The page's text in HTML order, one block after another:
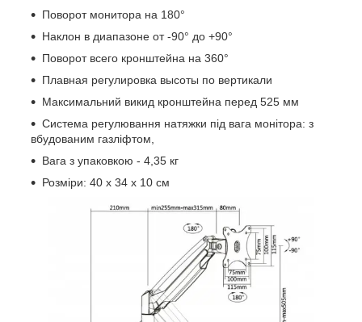
Поворот монитора на 180°
Наклон в диапазоне от -90° до +90°
Поворот всего кронштейна на 360°
Плавная регулировка высоты по вертикали
Максимальний викид кронштейна перед 525 мм
Система регулювання натяжки під вага монітора: з
вбудованим газліфтом,
Вага з упаковкою - 4,35 кг
Розміри: 40 х 34 х 10 см